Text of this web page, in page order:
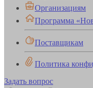
Организациям
Программа
Поставщикам
Политика
Задать вопрос